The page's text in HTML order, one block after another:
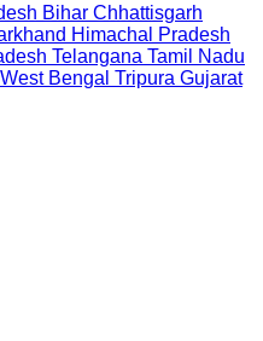
Bihar Chhattisgarh
Himachal Pradesh
Telangana Tamil Nadu
West Bengal Tripura Gujarat